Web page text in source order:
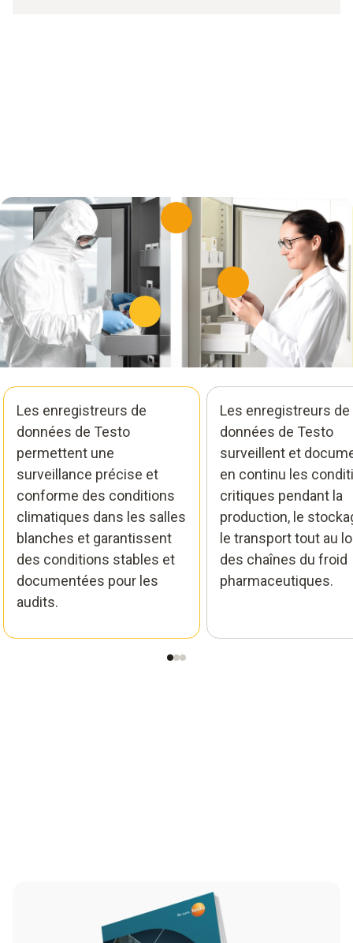
Les enregistreurs de
données de Testo
permettent une
surveillance précise et
conforme des conditions
climatiques dans les salles
blanches et garantissent
des conditions stables et
documentées pour les
audits.
Les enregistreurs de
données de Testo
surveillent et
en continu les
critiques pendant la
production, le
le transport tout au
des chaînes du froid
pharmaceutiques.